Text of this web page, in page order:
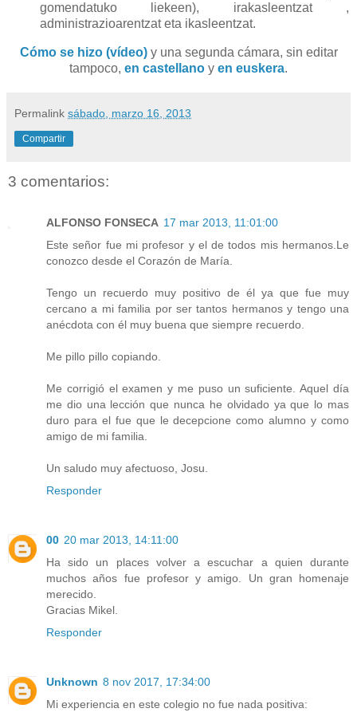
gomendatuko liekeen), irakasleentzat ,
administrazioarentzat eta ikasleentzat.
Cómo se hizo (vídeo)y una segunda cámara, sin editar
tampoco, en castellano y en euskera.
Permalink sábado, marzo 16, 2013
Compartir
3 comentarios:
ALFONSO FONSECA 17 mar 2013, 11:01:00
Este señor fue mi profesor y el de todos mis hermanos.Le
conozco desde el Corazón de María.
Tengo un recuerdo muy positivo de él ya que fue muy
cercano a mi familia por ser tantos hermanos y tengo una
anécdota con él muy buena que siempre recuerdo.
Me pillo pillo copiando.
Me corrigió el examen y me puso un suficiente. Aquel día
me dio una lección que nunca he olvidado ya que lo mas
duro para el fue que le decepcione como alumno y como
amigo de mi familia.
Un saludo muy afectuoso, Josu.
Responder
00 20 mar 2013, 14:11:00
Ha sido un places volver a escuchar a quien durante
muchos años fue profesor y amigo. Un gran homenaje
merecido.
Gracias Mikel.
Responder
Unknown 8 nov 2017, 17:34:00
Mi experiencia en este colegio no fue nada positiva: